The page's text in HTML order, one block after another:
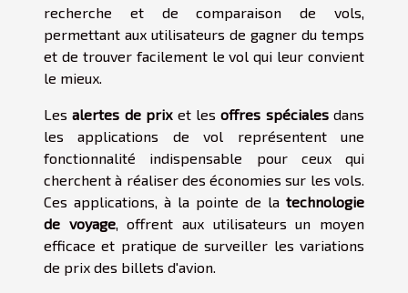
recherche et de comparaison de vols,
permettant aux utilisateurs de gagner du temps
et de trouver facilement le vol qui leur convient
le mieux.
Lesalertes de prixet lesoffres spécialesdans
les applications de vol représentent une
fonctionnalité indispensable pour ceux qui
cherchent à réaliser des économies sur les vols.
Ces applications, à la pointe de la technologie
de voyage, offrent aux utilisateurs un moyen
efficace et pratique de surveiller les variations
de prix des billets d'avion.